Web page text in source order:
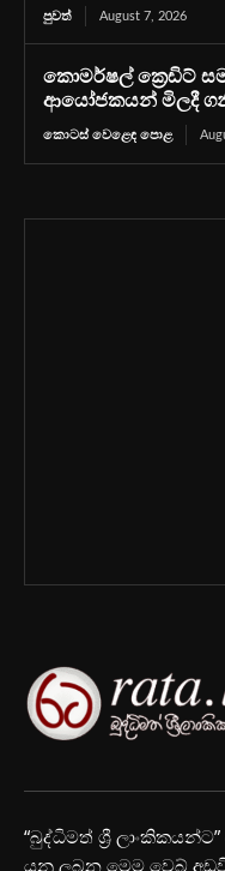
පුවත් August 7, 2026
කොමර්ෂල් ක්‍රෙඩිට්
ආයෝජකයන් මිලදී
කොටස් වෙළෙඳ පොළ
“බුද්ධිමත් ශ්‍රී
යනු ලබන මෙම වෙබ්